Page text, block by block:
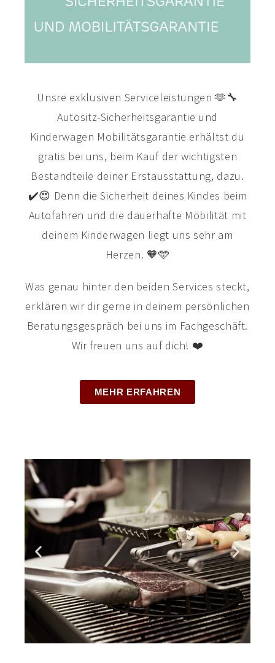
Unsre exklusiven Serviceleistungen 🫶🔧
Autositz-Sicherheitsgarantie und
Kinderwagen Mobilitätsgarantie erhältst du
gratis bei uns, beim Kauf der wichtigsten
Bestandteile deiner Erstausstattung, dazu.
✔️😍 Denn die Sicherheit deines Kindes beim
Autofahren und die dauerhafte Mobilität mit
deinem Kinderwagen liegt uns sehr am
Herzen. 🧡🩵
Was genau hinter den beiden Services steckt,
erklären wir dir gerne in deinem persönlichen
Beratungsgespräch bei uns im Fachgeschäft.
Wir freuen uns auf dich! ❤️
MEHR ERFAHREN